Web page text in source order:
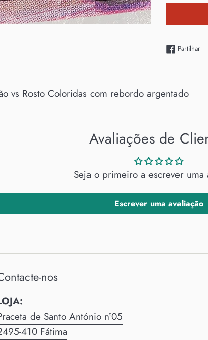
Partilhar
vs Rosto Coloridas com rebordo argentado
Avaliações de
Seja o primeiro a escrever uma
Escrever uma avaliação
nos
de Santo António nº05
410 Fátima